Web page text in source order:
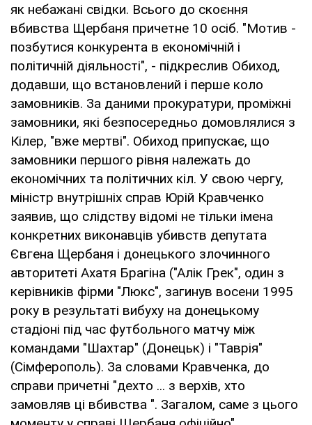
як небажані свідки. Всього до скоєння
вбивства Щербаня причетне 10 осіб. "Мотив -
позбутися конкурента в економічній і
політичній діяльності", - підкреслив Обиход,
додавши, що встановлений і перше коло
замовників. За даними прокуратури, проміжні
замовники, які безпосередньо домовлялися з
Кілер, "вже мертві". Обиход припускає, що
замовники першого рівня належать до
економічних та політичних кіл. У свою чергу,
міністр внутрішніх справ Юрій Кравченко
заявив, що слідству відомі не тільки імена
конкретних виконавців убивств депутата
Євгена Щербаня і донецького злочинного
авторитеті Ахатя Брагіна ("Алік Грек", один з
керівників фірми "Люкс", загинув восени 1995
року в результаті вибуху на донецькому
стадіоні під час футбольного матчу між
командами "Шахтар" (Донецьк) і "Таврія"
(Сімферополь). За словами Кравченка, до
справи причетні "дехто ... з верхів, хто
замовляв ці вбивства ". Загалом, саме з цього